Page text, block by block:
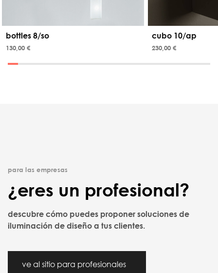
bottles 8/so
130,00 €
cubo 10/ap
230,00 €
para las empresas
¿eres un profesional?
descubre cómo puedes proponer soluciones de
iluminación de diseño a tus clientes.
ve al sitio para profesionales